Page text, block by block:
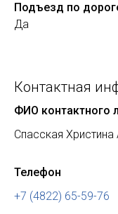
Подъезд по
Да
Контактная
ФИО контактного
Спасская
Телефон
+7 (4822) 65-59-76